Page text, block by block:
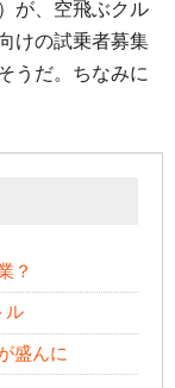
が、空飛ぶクル
けの試乗者募集
うだ。ちなみに
？
ル
盛んに